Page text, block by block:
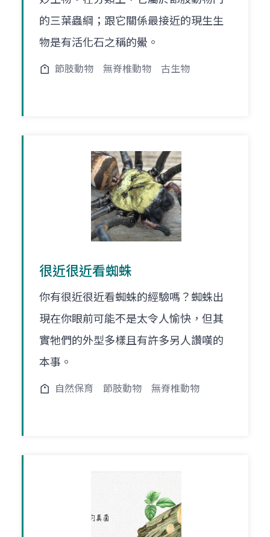
的三葉蟲綱；跟它關係最接近的現生生
物是有活化石之稱的鱟。
節肢動物 無脊椎動物 古生物
很近很近看蜘蛛
你有很近很近看蜘蛛的經驗嗎？蜘蛛出
現在你眼前可能不是太令人愉快，但其
實牠們的外型多樣且有許多另人讚嘆的
本事。
自然保育 節肢動物 無脊椎動物